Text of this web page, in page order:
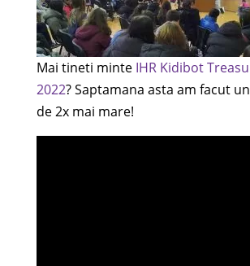
Mai tineti minte IHR Kidibot
2022? Saptamana asta am facut
de 2x mai mare!